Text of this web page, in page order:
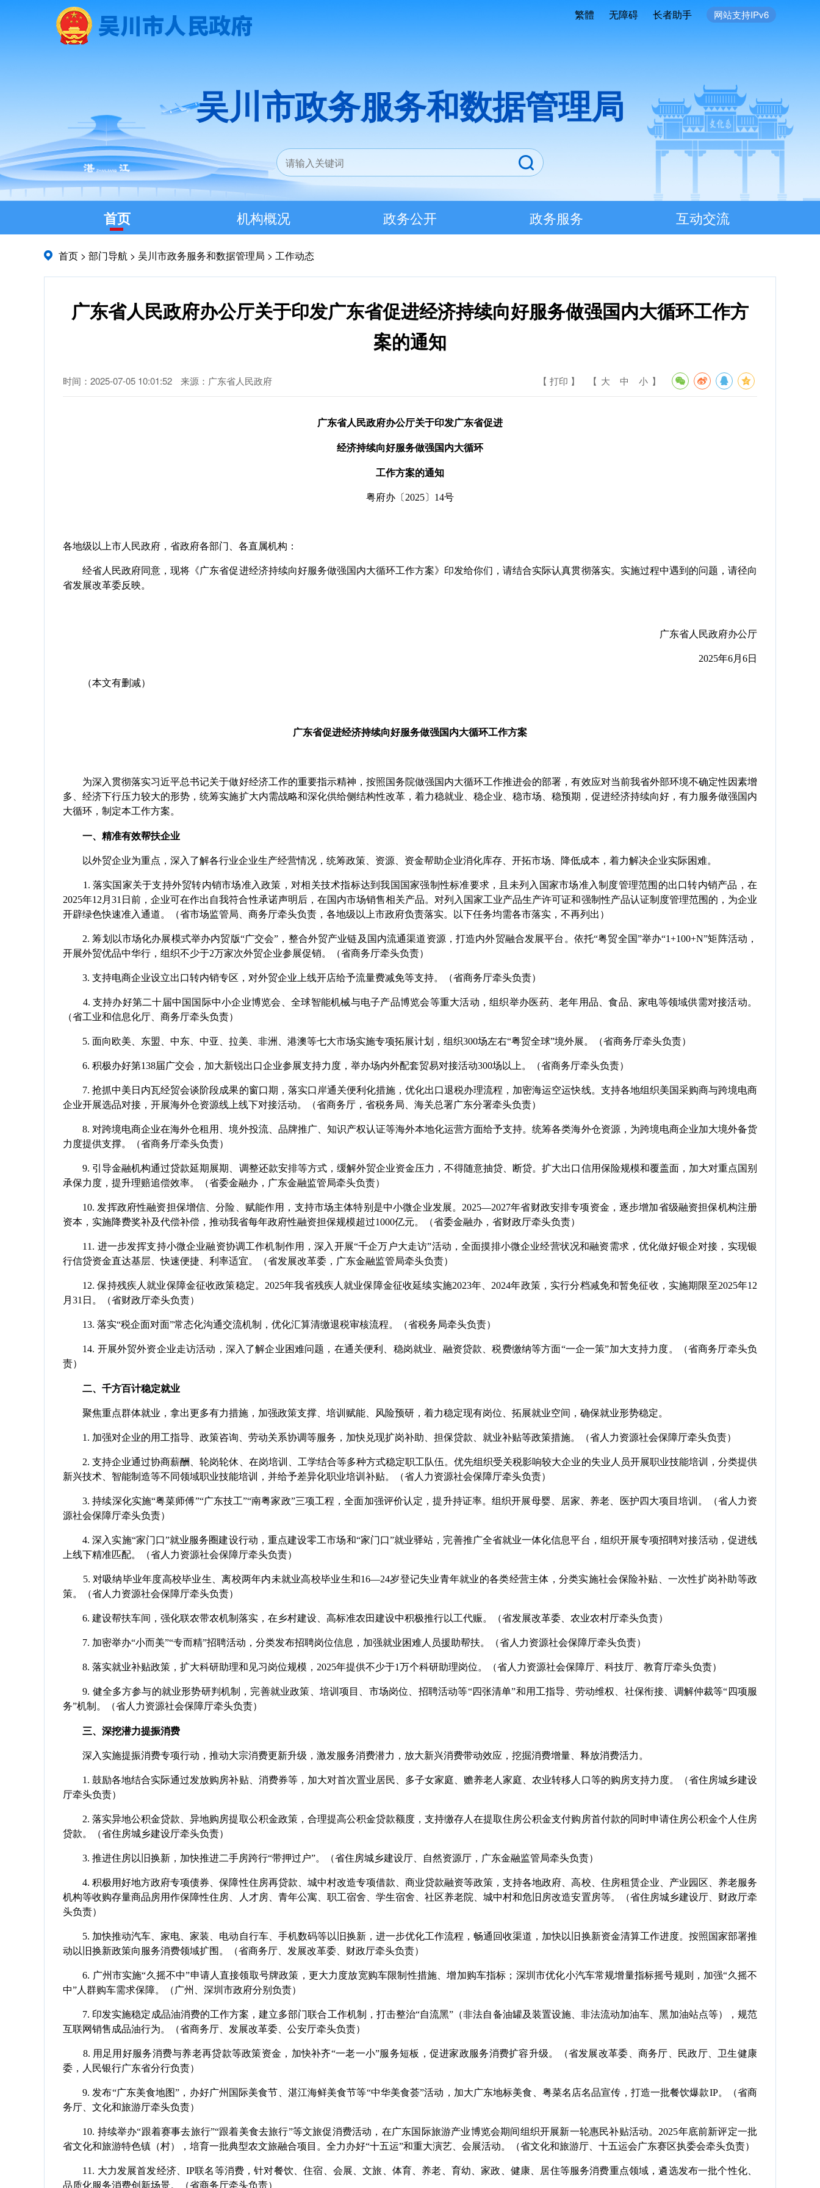
繁體 无障碍 长者助手 网站支持IPv6
吴川市政务服务和数据管理局
首页 机构概况 政务公开 政务服务 互动交流
首页 > 部门导航 > 吴川市政务服务和数据管理局 > 工作动态
广东省人民政府办公厅关于印发广东省促进经济持续向好服务做强国内大循环工作方
案的通知
时间：2025-07-05 10:01:52 来源：广东省人民政府 【 打印 】 【 大 中 小 】
广东省人民政府办公厅关于印发广东省促进
经济持续向好服务做强国内大循环
工作方案的通知
粤府办〔2025〕14号
各地级以上市人民政府，省政府各部门、各直属机构：
经省人民政府同意，现将《广东省促进经济持续向好服务做强国内大循环工作方案》印发给你们，请结合实际认真贯彻落实。实施过程中遇到的问题，请径向
省发展改革委反映。
广东省人民政府办公厅
2025年6月6日
（本文有删减）
广东省促进经济持续向好服务做强国内大循环工作方案
为深入贯彻落实习近平总书记关于做好经济工作的重要指示精神，按照国务院做强国内大循环工作推进会的部署，有效应对当前我省外部环境不确定性因素增
多、经济下行压力较大的形势，统筹实施扩大内需战略和深化供给侧结构性改革，着力稳就业、稳企业、稳市场、稳预期，促进经济持续向好，有力服务做强国内
大循环，制定本工作方案。
一、精准有效帮扶企业
以外贸企业为重点，深入了解各行业企业生产经营情况，统筹政策、资源、资金帮助企业消化库存、开拓市场、降低成本，着力解决企业实际困难。
1. 落实国家关于支持外贸转内销市场准入政策，对相关技术指标达到我国国家强制性标准要求，且未列入国家市场准入制度管理范围的出口转内销产品，在
2025年12月31日前，企业可在作出自我符合性承诺声明后，在国内市场销售相关产品。对列入国家工业产品生产许可证和强制性产品认证制度管理范围的，为企业
开辟绿色快速准入通道。（省市场监管局、商务厅牵头负责，各地级以上市政府负责落实。以下任务均需各市落实，不再列出）
2. 筹划以市场化办展模式举办内贸版“广交会”，整合外贸产业链及国内流通渠道资源，打造内外贸融合发展平台。依托“粤贸全国”举办“1+100+N”矩阵活动，
开展外贸优品中华行，组织不少于2万家次外贸企业参展促销。（省商务厅牵头负责）
3. 支持电商企业设立出口转内销专区，对外贸企业上线开店给予流量费减免等支持。（省商务厅牵头负责）
4. 支持办好第二十届中国国际中小企业博览会、全球智能机械与电子产品博览会等重大活动，组织举办医药、老年用品、食品、家电等领域供需对接活动。
（省工业和信息化厅、商务厅牵头负责）
5. 面向欧美、东盟、中东、中亚、拉美、非洲、港澳等七大市场实施专项拓展计划，组织300场左右“粤贸全球”境外展。（省商务厅牵头负责）
6. 积极办好第138届广交会，加大新锐出口企业参展支持力度，举办场内外配套贸易对接活动300场以上。（省商务厅牵头负责）
7. 抢抓中美日内瓦经贸会谈阶段成果的窗口期，落实口岸通关便利化措施，优化出口退税办理流程，加密海运空运快线。支持各地组织美国采购商与跨境电商
企业开展选品对接，开展海外仓资源线上线下对接活动。（省商务厅，省税务局、海关总署广东分署牵头负责）
8. 对跨境电商企业在海外仓租用、境外投流、品牌推广、知识产权认证等海外本地化运营方面给予支持。统筹各类海外仓资源，为跨境电商企业加大境外备货
力度提供支撑。（省商务厅牵头负责）
9. 引导金融机构通过贷款延期展期、调整还款安排等方式，缓解外贸企业资金压力，不得随意抽贷、断贷。扩大出口信用保险规模和覆盖面，加大对重点国别
承保力度，提升理赔追偿效率。（省委金融办，广东金融监管局牵头负责）
10. 发挥政府性融资担保增信、分险、赋能作用，支持市场主体特别是中小微企业发展。2025—2027年省财政安排专项资金，逐步增加省级融资担保机构注册
资本，实施降费奖补及代偿补偿，推动我省每年政府性融资担保规模超过1000亿元。（省委金融办，省财政厅牵头负责）
11. 进一步发挥支持小微企业融资协调工作机制作用，深入开展“千企万户大走访”活动，全面摸排小微企业经营状况和融资需求，优化做好银企对接，实现银
行信贷资金直达基层、快速便捷、利率适宜。（省发展改革委，广东金融监管局牵头负责）
12. 保持残疾人就业保障金征收政策稳定。2025年我省残疾人就业保障金征收延续实施2023年、2024年政策，实行分档减免和暂免征收，实施期限至2025年12
月31日。（省财政厅牵头负责）
13. 落实“税企面对面”常态化沟通交流机制，优化汇算清缴退税审核流程。（省税务局牵头负责）
14. 开展外贸外资企业走访活动，深入了解企业困难问题，在通关便利、稳岗就业、融资贷款、税费缴纳等方面“一企一策”加大支持力度。（省商务厅牵头负
责）
二、千方百计稳定就业
聚焦重点群体就业，拿出更多有力措施，加强政策支撑、培训赋能、风险预研，着力稳定现有岗位、拓展就业空间，确保就业形势稳定。
1. 加强对企业的用工指导、政策咨询、劳动关系协调等服务，加快兑现扩岗补助、担保贷款、就业补贴等政策措施。（省人力资源社会保障厅牵头负责）
2. 支持企业通过协商薪酬、轮岗轮休、在岗培训、工学结合等多种方式稳定职工队伍。优先组织受关税影响较大企业的失业人员开展职业技能培训，分类提供
新兴技术、智能制造等不同领域职业技能培训，并给予差异化职业培训补贴。（省人力资源社会保障厅牵头负责）
3. 持续深化实施“粤菜师傅”“广东技工”“南粤家政”三项工程，全面加强评价认定，提升持证率。组织开展母婴、居家、养老、医护四大项目培训。（省人力资
源社会保障厅牵头负责）
4. 深入实施“家门口”就业服务圈建设行动，重点建设零工市场和“家门口”就业驿站，完善推广全省就业一体化信息平台，组织开展专项招聘对接活动，促进线
上线下精准匹配。（省人力资源社会保障厅牵头负责）
5. 对吸纳毕业年度高校毕业生、离校两年内未就业高校毕业生和16—24岁登记失业青年就业的各类经营主体，分类实施社会保险补贴、一次性扩岗补助等政
策。（省人力资源社会保障厅牵头负责）
6. 建设帮扶车间，强化联农带农机制落实，在乡村建设、高标准农田建设中积极推行以工代赈。（省发展改革委、农业农村厅牵头负责）
7. 加密举办“小而美”“专而精”招聘活动，分类发布招聘岗位信息，加强就业困难人员援助帮扶。（省人力资源社会保障厅牵头负责）
8. 落实就业补贴政策，扩大科研助理和见习岗位规模，2025年提供不少于1万个科研助理岗位。（省人力资源社会保障厅、科技厅、教育厅牵头负责）
9. 健全多方参与的就业形势研判机制，完善就业政策、培训项目、市场岗位、招聘活动等“四张清单”和用工指导、劳动维权、社保衔接、调解仲裁等“四项服
务”机制。（省人力资源社会保障厅牵头负责）
三、深挖潜力提振消费
深入实施提振消费专项行动，推动大宗消费更新升级，激发服务消费潜力，放大新兴消费带动效应，挖掘消费增量、释放消费活力。
1. 鼓励各地结合实际通过发放购房补贴、消费券等，加大对首次置业居民、多子女家庭、赡养老人家庭、农业转移人口等的购房支持力度。（省住房城乡建设
厅牵头负责）
2. 落实异地公积金贷款、异地购房提取公积金政策，合理提高公积金贷款额度，支持缴存人在提取住房公积金支付购房首付款的同时申请住房公积金个人住房
贷款。（省住房城乡建设厅牵头负责）
3. 推进住房以旧换新，加快推进二手房跨行“带押过户”。（省住房城乡建设厅、自然资源厅，广东金融监管局牵头负责）
4. 积极用好地方政府专项债券、保障性住房再贷款、城中村改造专项借款、商业贷款融资等政策，支持各地政府、高校、住房租赁企业、产业园区、养老服务
机构等收购存量商品房用作保障性住房、人才房、青年公寓、职工宿舍、学生宿舍、社区养老院、城中村和危旧房改造安置房等。（省住房城乡建设厅、财政厅牵
头负责）
5. 加快推动汽车、家电、家装、电动自行车、手机数码等以旧换新，进一步优化工作流程，畅通回收渠道，加快以旧换新资金清算工作进度。按照国家部署推
动以旧换新政策向服务消费领域扩围。（省商务厅、发展改革委、财政厅牵头负责）
6. 广州市实施“久摇不中”申请人直接领取号牌政策，更大力度放宽购车限制性措施、增加购车指标；深圳市优化小汽车常规增量指标摇号规则，加强“久摇不
中”人群购车需求保障。（广州、深圳市政府分别负责）
7. 印发实施稳定成品油消费的工作方案，建立多部门联合工作机制，打击整治“自流黑”（非法自备油罐及装置设施、非法流动加油车、黑加油站点等），规范
互联网销售成品油行为。（省商务厅、发展改革委、公安厅牵头负责）
8. 用足用好服务消费与养老再贷款等政策资金，加快补齐“一老一小”服务短板，促进家政服务消费扩容升级。（省发展改革委、商务厅、民政厅、卫生健康
委，人民银行广东省分行负责）
9. 发布“广东美食地图”，办好广州国际美食节、湛江海鲜美食节等“中华美食荟”活动，加大广东地标美食、粤菜名店名品宣传，打造一批餐饮爆款IP。（省商
务厅、文化和旅游厅牵头负责）
10. 持续举办“跟着赛事去旅行”“跟着美食去旅行”等文旅促消费活动，在广东国际旅游产业博览会期间组织开展新一轮惠民补贴活动。2025年底前新评定一批
省文化和旅游特色镇（村），培育一批典型农文旅融合项目。全力办好“十五运”和重大演艺、会展活动。（省文化和旅游厅、十五运会广东赛区执委会牵头负责）
11. 大力发展首发经济、IP联名等消费，针对餐饮、住宿、会展、文旅、体育、养老、育幼、家政、健康、居住等服务消费重点领域，遴选发布一批个性化、
品质化服务消费创新场景。（省商务厅牵头负责）